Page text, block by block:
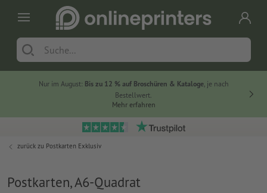
Nur im August: Bis zu 12 % auf Broschüren & Kataloge, je nach
Bestellwert.
Mehr erfahren
zurück zu Postkarten Exklusiv
Postkarten, A6-Quadrat